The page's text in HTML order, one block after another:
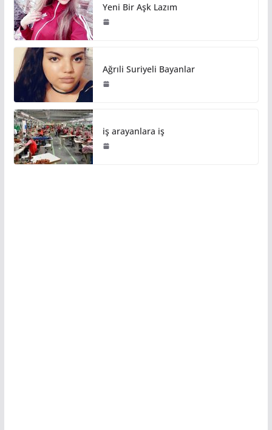
Yeni Bir Aşk Lazım
Ağrıli Suriyeli Bayanlar
iş arayanlara iş